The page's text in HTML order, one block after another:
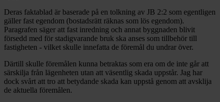
Deras faktablad är baserade på en tolkning av JB 2:2 som egentligen
gäller fast egendom (bostadsrätt räknas som lös egendom).
Paragrafen säger att fast inredning och annat byggnaden blivit
försedd med för stadigvarande bruk ska anses som tillbehör till
fastigheten - vilket skulle innefatta de föremål du undrar över.
Därtill skulle föremålen kunna betraktas som era om de inte går att
särskilja från lägenheten utan att väsentlig skada uppstår. Jag har
dock svårt att tro att betydande skada kan uppstå genom att avsklija
de aktuella föremålen.